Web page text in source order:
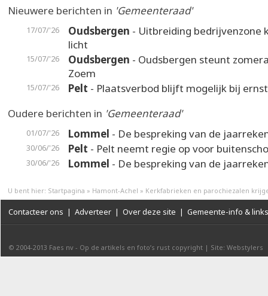
Nieuwere berichten in 'Gemeenteraad'
17/07/'26 Oudsbergen - Uitbreiding bedrijvenzone
licht
15/07/'26 Oudsbergen - Oudsbergen steunt
Zoem
15/07/'26 Pelt - Plaatsverbod blijft mogelijk bij
Oudere berichten in 'Gemeenteraad'
01/07/'26 Lommel - De bespreking van de
30/06/'26 Pelt - Pelt neemt regie op voor
30/06/'26 Lommel - De bespreking van de
U bent hier: Startpagina » Hamont-Achel » Kerkfabrieken en parochiezalen
Contacteer ons | Adverteer | Over deze site | Gemeente-info & links
© 2004-2013 Faes nv - Op de artikels en foto’s rust copyright | Site: Webstylers